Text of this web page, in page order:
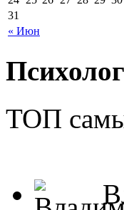
« Июн
31
ТОП